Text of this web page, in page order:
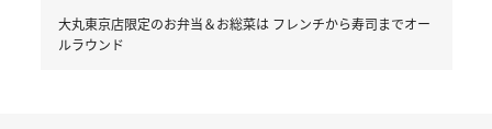
大丸東京店限定のお弁当＆お総菜は フレンチから寿司までオー
ルラウンド